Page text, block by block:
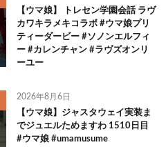
【ウマ娘】 トレセン学園会話 ラヴ
カワキラメキコラボ #ウマ娘プリ
ティーダービー #ソノンエルフィ
ー #カレンチャン #ラヴズオンリ
ーユー
2026年8月6日
【ウマ娘】ジャスタウェイ実装ま
でジュエルためますわ 1510日目
#ウマ娘 #umamusume